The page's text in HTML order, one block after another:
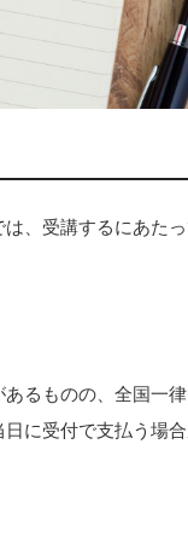
、受講するにあた
るものの、全国一
に受付で支払う場合